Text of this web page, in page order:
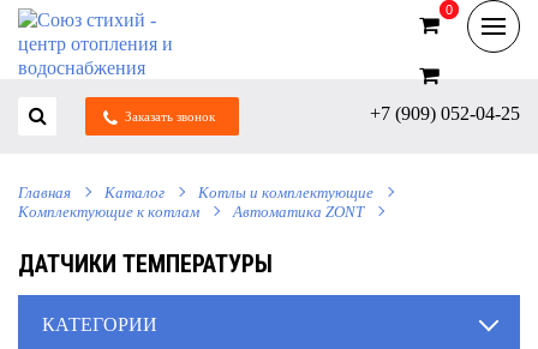
+7 (909) 052-04-25
Заказать звонок
0
0
Главная Каталог
Котлы и комплектующие
Комплектующие к котлам
Автоматика ZONT
ДАТЧИКИ ТЕМПЕРАТУРЫ
КАТЕГОРИИ